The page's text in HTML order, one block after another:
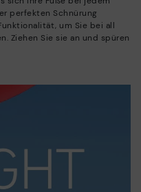
perfekten Schnürung
um Sie bei all
Ziehen Sie sie an und spüren